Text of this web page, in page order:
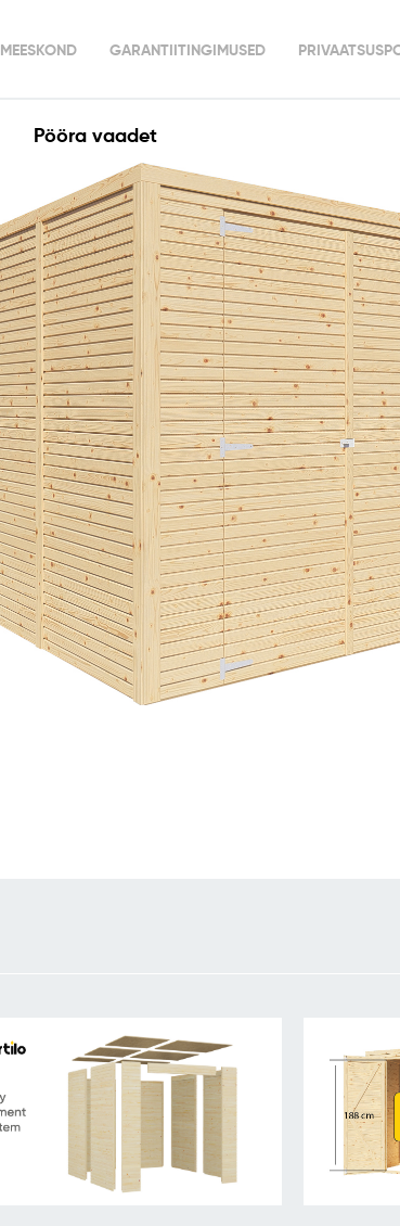
MEESKOND GARANTIITINGIMUSED
Pööra vaadet